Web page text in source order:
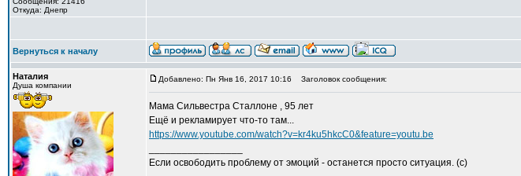
Откуда: Днепр
Вернуться к началу
Наталия
Душа компании
Добавлено: Пн Янв 16, 2017 10:16 Заголовок сообщения:
Мама Сильвестра Сталлоне , 95 лет
Ещё и рекламирует что-то там...
https://www.youtube.com/watch?v=kr4ku5hkcC0&feature=youtu.be
Если освободить проблему от эмоций - останется просто ситуация. (с)